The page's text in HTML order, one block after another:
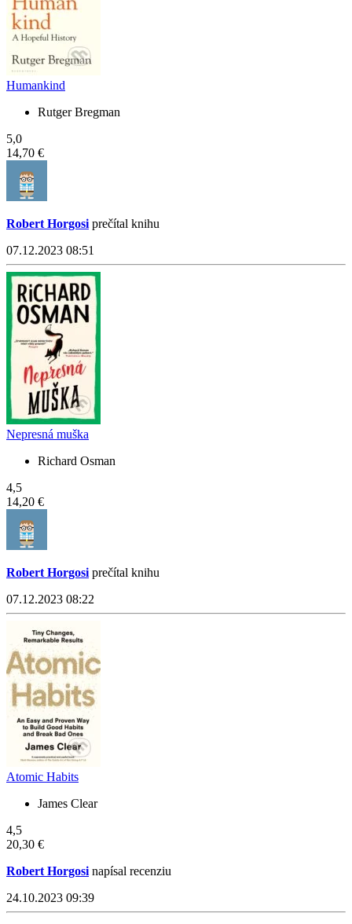
Humankind
Rutger Bregman
5,0
14,70 €
Robert Horgosi prečítal knihu
07.12.2023 08:51
Nepresná muška
Richard Osman
4,5
14,20 €
Robert Horgosi prečítal knihu
07.12.2023 08:22
Atomic Habits
James Clear
4,5
20,30 €
Robert Horgosi napísal recenziu
24.10.2023 09:39